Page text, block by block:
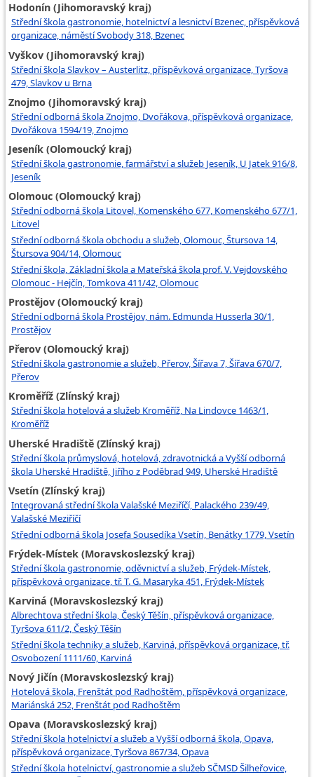
Hodonín (Jihomoravský kraj)
Střední škola gastronomie, hotelnictví a lesnictví Bzenec, příspěvková
organizace, náměstí Svobody 318, Bzenec
Vyškov (Jihomoravský kraj)
Střední škola Slavkov – Austerlitz, příspěvková organizace, Tyršova
479, Slavkov u Brna
Znojmo (Jihomoravský kraj)
Střední odborná škola Znojmo, Dvořákova, příspěvková organizace,
Dvořákova 1594/19, Znojmo
Jeseník (Olomoucký kraj)
Střední škola gastronomie, farmářství a služeb Jeseník, U Jatek 916/8,
Jeseník
Olomouc (Olomoucký kraj)
Střední odborná škola Litovel, Komenského 677, Komenského 677/1,
Litovel
Střední odborná škola obchodu a služeb, Olomouc, Štursova 14,
Štursova 904/14, Olomouc
Střední škola, Základní škola a Mateřská škola prof. V. Vejdovského
Olomouc - Hejčín, Tomkova 411/42, Olomouc
Prostějov (Olomoucký kraj)
Střední odborná škola Prostějov, nám. Edmunda Husserla 30/1,
Prostějov
Přerov (Olomoucký kraj)
Střední škola gastronomie a služeb, Přerov, Šířava 7, Šířava 670/7,
Přerov
Kroměříž (Zlínský kraj)
Střední škola hotelová a služeb Kroměříž, Na Lindovce 1463/1,
Kroměříž
Uherské Hradiště (Zlínský kraj)
Střední škola průmyslová, hotelová, zdravotnická a Vyšší odborná
škola Uherské Hradiště, Jiřího z Poděbrad 949, Uherské Hradiště
Vsetín (Zlínský kraj)
Integrovaná střední škola Valašské Meziříčí, Palackého 239/49,
Valašské Meziříčí
Střední odborná škola Josefa Sousedíka Vsetín, Benátky 1779, Vsetín
Frýdek-Místek (Moravskoslezský kraj)
Střední škola gastronomie, oděvnictví a služeb, Frýdek-Místek,
příspěvková organizace, tř. T. G. Masaryka 451, Frýdek-Místek
Karviná (Moravskoslezský kraj)
Albrechtova střední škola, Český Těšín, příspěvková organizace,
Tyršova 611/2, Český Těšín
Střední škola techniky a služeb, Karviná, příspěvková organizace, tř.
Osvobození 1111/60, Karviná
Nový Jičín (Moravskoslezský kraj)
Hotelová škola, Frenštát pod Radhoštěm, příspěvková organizace,
Mariánská 252, Frenštát pod Radhoštěm
Opava (Moravskoslezský kraj)
Střední škola hotelnictví a služeb a Vyšší odborná škola, Opava,
příspěvková organizace, Tyršova 867/34, Opava
Střední škola hotelnictví, gastronomie a služeb SČMSD Šilheřovice,